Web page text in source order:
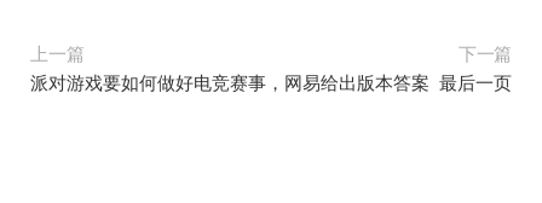
上一篇
派对游戏要如何做好电竞赛事，网易给出版本答案
下一篇
最后一页